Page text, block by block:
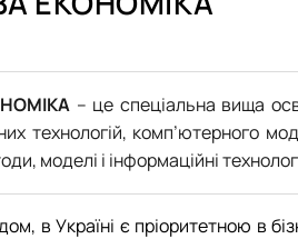
– це спеціальна вища
технологій, комп’ютерного
моделі і інформаційні
в Україні є пріоритетною в